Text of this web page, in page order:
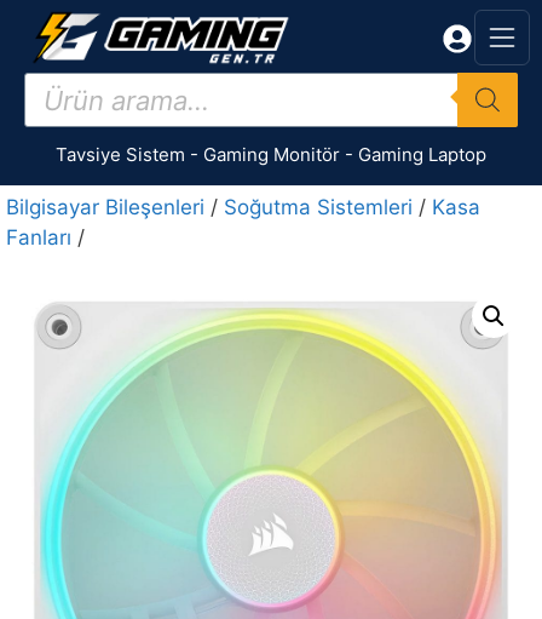
İçeriğe
Products
search
Tavsiye Sistem - Gaming Monitör - Gaming Laptop
Bilgisayar Bileşenleri / Soğutma Sistemleri / Kasa
Fanları /